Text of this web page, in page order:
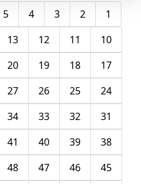
1
2
3
4
5
10
11
12
13
17
18
19
20
24
25
26
27
31
32
33
34
38
39
40
41
45
46
47
48